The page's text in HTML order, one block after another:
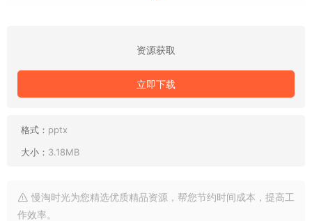
美好。感谢你的关注和阅读。
资源获取
立即下载
格式： pptx
大小： 3.18MB
慢淘时光为您精选优质精品资源，帮您节约时间成本，提高工
作效率。